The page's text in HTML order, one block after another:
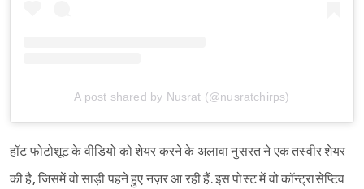
A post shared by Nusrat (@nusratchirps)
हॉट फोटोशूट के वीडियो को शेयर करने के अलावा नुसरत ने एक तस्वीर शेयर
की है, जिसमें वो साड़ी पहने हुए नज़र आ रही हैं. इस पोस्ट में वो कॉन्ट्रासेप्टिव